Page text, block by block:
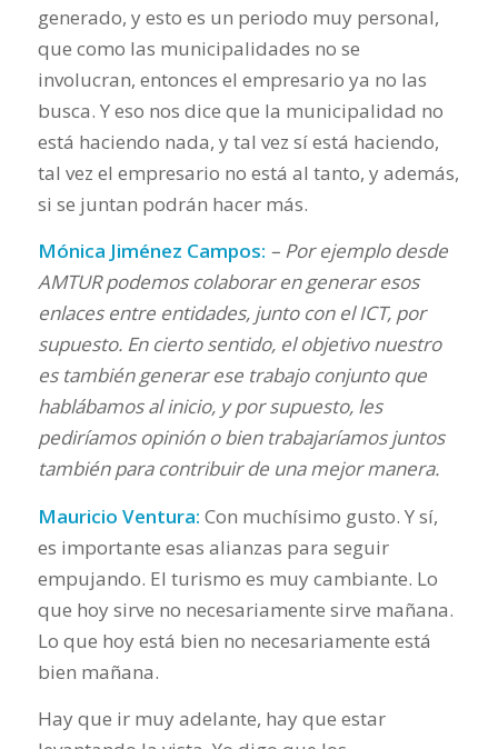
generado, y esto es un periodo muy personal,
que como las municipalidades no se
involucran, entonces el empresario ya no las
busca. Y eso nos dice que la municipalidad no
está haciendo nada, y tal vez sí está haciendo,
tal vez el empresario no está al tanto, y además,
si se juntan podrán hacer más.
Mónica Jiménez Campos: – Por ejemplo desde
AMTUR podemos colaborar en generar esos
enlaces entre entidades, junto con el ICT, por
supuesto. En cierto sentido, el objetivo nuestro
es también generar ese trabajo conjunto que
hablábamos al inicio, y por supuesto, les
pediríamos opinión o bien trabajaríamos juntos
también para contribuir de una mejor manera.
Mauricio Ventura: Con muchísimo gusto. Y sí,
es importante esas alianzas para seguir
empujando. El turismo es muy cambiante. Lo
que hoy sirve no necesariamente sirve mañana.
Lo que hoy está bien no necesariamente está
bien mañana.
Hay que ir muy adelante, hay que estar